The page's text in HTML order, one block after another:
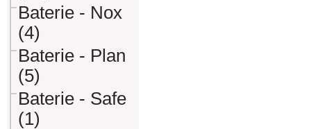
Baterie - Nox
(4)
Baterie - Plan
(5)
Baterie - Safe
(1)